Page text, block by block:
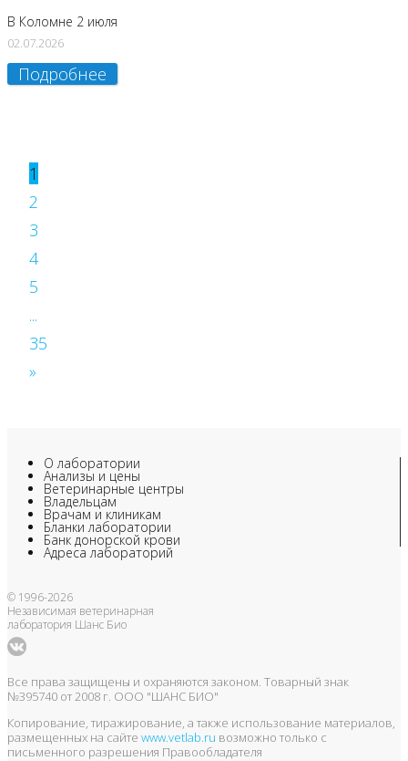
В Коломне 2 июля
02.07.2026
Подробнее
1
2
3
4
5
...
35
»
О лаборатории
Анализы и цены
Ветеринарные центры
Владельцам
Врачам и клиникам
Бланки лаборатории
Банк донорской крови
Адреса лабораторий
© 1996-2026
Независимая ветеринарная
лаборатория Шанс Био
Все права защищены и охраняются законом. Товарный знак
№395740 от 2008 г. ООО "ШАНС БИО"
Копирование, тиражирование, а также использование материалов,
размещенных на сайте www.vetlab.ru возможно только с
письменного разрешения Правообладателя